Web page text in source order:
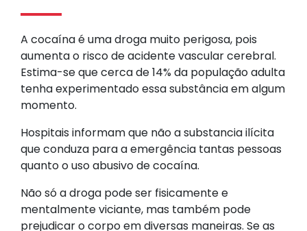
A cocaína é uma droga muito perigosa, pois
aumenta o risco de acidente vascular cerebral.
Estima-se que cerca de 14% da população adulta
tenha experimentado essa substância em algum
momento.
Hospitais informam que não a substancia ilícita
que conduza para a emergência tantas pessoas
quanto o uso abusivo de cocaína.
Não só a droga pode ser fisicamente e
mentalmente viciante, mas também pode
prejudicar o corpo em diversas maneiras. Se as